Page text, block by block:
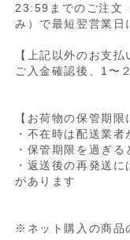
23:59までのご注文
み）で最短翌営業日
【上記以外のお支払
ご入金確認後、1〜
【お荷物の保管期限
・不在時は配送業
・保管期限を過ぎ
・返送後の再発送
があります
※ネット購入の商品